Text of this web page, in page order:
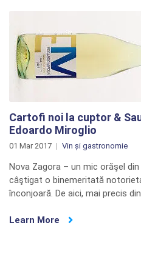
Cartofi noi la cuptor &
Edoardo Miroglio
01 Mar 2017 Vin și gastronomie
Nova Zagora – un mic orăşel
câştigat o binemeritată
înconjoară. De aici, mai precis
Learn More